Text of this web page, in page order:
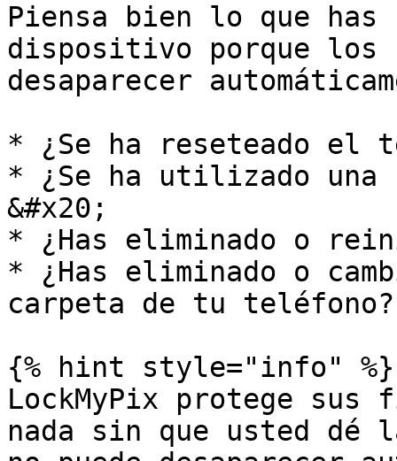
Piensa bien lo que
dispositivo porque los
desaparecer
* ¿Se ha reseteado el
* ¿Se ha utilizado una
&#x20;
* ¿Has eliminado o
* ¿Has eliminado o
carpeta de tu teléfono?
{% hint style="info" %}
LockMyPix protege
nada sin que usted